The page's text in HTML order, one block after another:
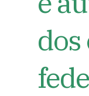
dos